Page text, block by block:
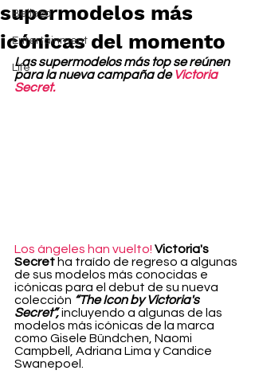
Belleza
Entertainment
Life
supermodelos más
icónicas del momento
Las supermodelos más top se reúnen
para la nueva campaña de Victoria
Secret.
Los ángeles han vuelto! Victoria's
Secret ha traído de regreso a algunas
de sus modelos más conocidas e
icónicas para el debut de su nueva
colección “The Icon by Victoria's
Secret”, incluyendo a algunas de las
modelos más icónicas de la marca
como Gisele Bündchen, Naomi
Campbell, Adriana Lima y Candice
Swanepoel.